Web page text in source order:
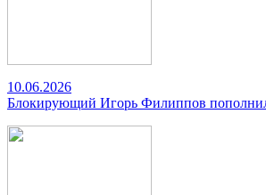
10.06.2026
Блокирующий Игорь Филиппов пополнил